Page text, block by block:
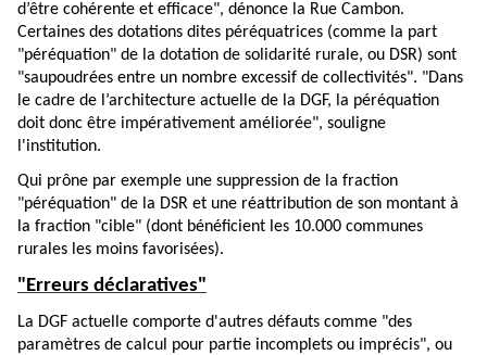
d’être cohérente et efficace", dénonce la Rue Cambon.
Certaines des dotations dites péréquatrices (comme la part
"péréquation" de la dotation de solidarité rurale, ou DSR) sont
"saupoudrées entre un nombre excessif de collectivités". "Dans
le cadre de l’architecture actuelle de la DGF, la péréquation
doit donc être impérativement améliorée", souligne
l'institution.
Qui prône par exemple une suppression de la fraction
"péréquation" de la DSR et une réattribution de son montant à
la fraction "cible" (dont bénéficient les 10.000 communes
rurales les moins favorisées).
"Erreurs déclaratives"
La DGF actuelle comporte d'autres défauts comme "des
paramètres de calcul pour partie incomplets ou imprécis", ou